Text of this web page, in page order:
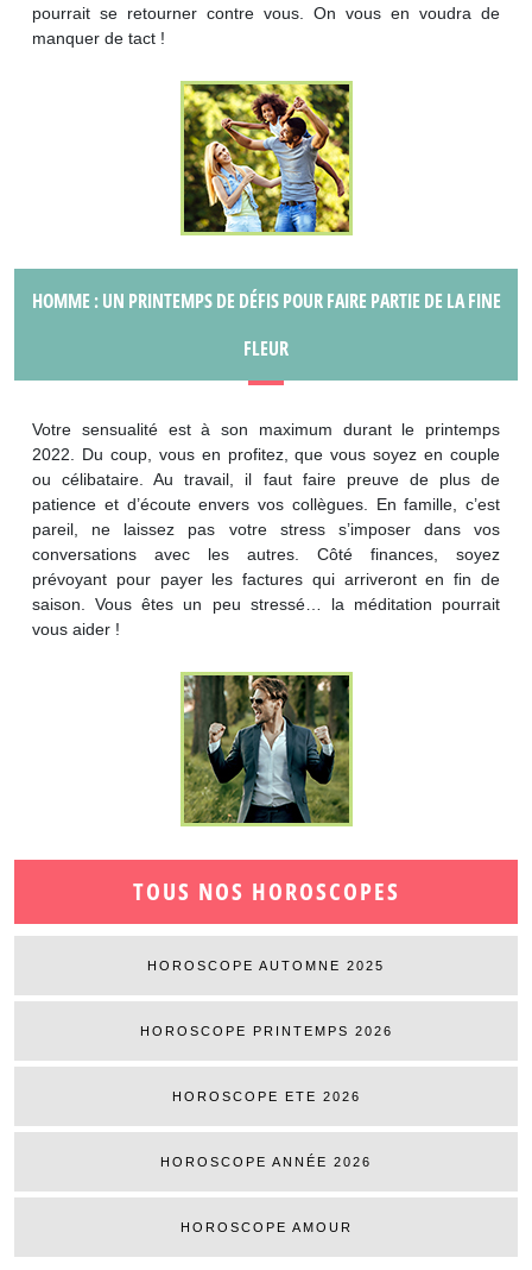
TOUS NOS HOROSCOPES
HOROSCOPE AUTOMNE 2025
HOROSCOPE PRINTEMPS 2026
HOROSCOPE ETE 2026
HOROSCOPE ANNÉE 2026
HOROSCOPE AMOUR
pourrait se retourner contre vous. On vous en voudra de
manquer de tact !
HOMME : UN PRINTEMPS DE DÉFIS POUR FAIRE PARTIE DE LA FINE
FLEUR
Votre sensualité est à son maximum durant le printemps
2022. Du coup, vous en profitez, que vous soyez en couple
ou célibataire. Au travail, il faut faire preuve de plus de
patience et d’écoute envers vos collègues. En famille, c’est
pareil, ne laissez pas votre stress s’imposer dans vos
conversations avec les autres. Côté finances, soyez
prévoyant pour payer les factures qui arriveront en fin de
saison. Vous êtes un peu stressé… la méditation pourrait
vous aider !